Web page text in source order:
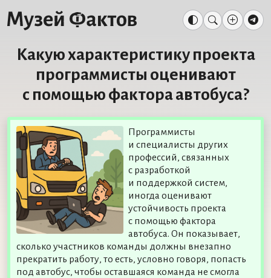
Какую характеристику проекта
программисты оценивают
с помощью фактора автобуса?
Программисты
и специалисты других
профессий, связанных
с разработкой
и поддержкой систем,
иногда оценивают
устойчивость проекта
с помощью фактора
автобуса. Он показывает,
сколько участников команды должны внезапно
прекратить работу, то есть, условно говоря, попасть
под автобус, чтобы оставшаяся команда не смогла